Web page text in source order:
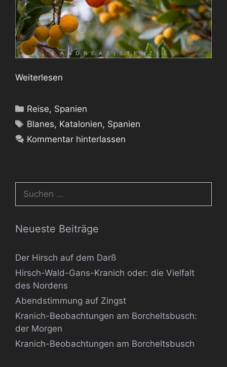
Weiterlesen
Kategorien
Reise, Spanien
Schlagwörter
Blanes, Katalonien, Spanien
Kommentar hinterlassen
nach:
Neueste Beiträge
Der Hirsch auf dem Darß
Hirsch-Wald-Gans-Kranich oder: die Vielfalt
des Nordens
Abendstimmung auf Zingst
Kranich-Beobachtungen am Borcheltsbusch:
der Morgen
Kranich-Beobachtungen am Borcheltsbusch